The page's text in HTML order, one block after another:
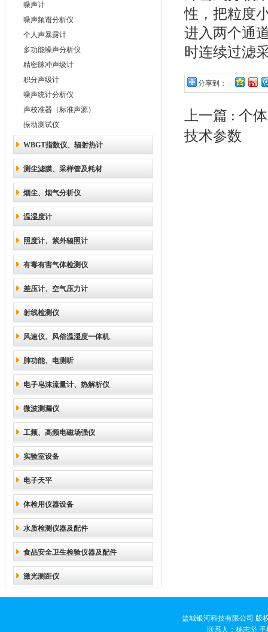
噪声计
噪声频谱分析仪
个人声暴露计
多功能噪声分析仪
精密脉冲声级计
积分声级计
噪声统计分析仪
声校准器（标准声源）
振动测试仪
WBGT指数仪、辐射热计
测尘滤膜、采样管及耗材
烟尘、烟气分析仪
温湿度计
照度计、紫外辐照计
有毒有害气体检测仪
差压计、空气压力计
射线检测仪
风速仪、风俗温湿度一体机
肺功能、电测听
电子皂沫流量计、热解析仪
微波测漏仪
工频、高频电磁场强仪
实验室设备
电子天平
体检用仪器设备
水质检测仪器及配件
食品安全卫生检验仪器及配件
激光测距仪
性，把粒度
进入两个通
时连续过滤
分享到：
上一篇 : 个
技术参数
盐城银河科技有限公司 版
联系人：杨志坚 手